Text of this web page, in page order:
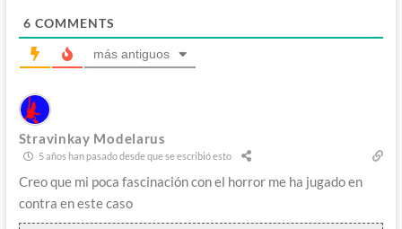
6 COMMENTS
más antiguos
Stravinkay Modelarus
5 años han pasado desde que se escribió esto
Creo que mi poca fascinación con el horror me ha jugado en
contra en este caso